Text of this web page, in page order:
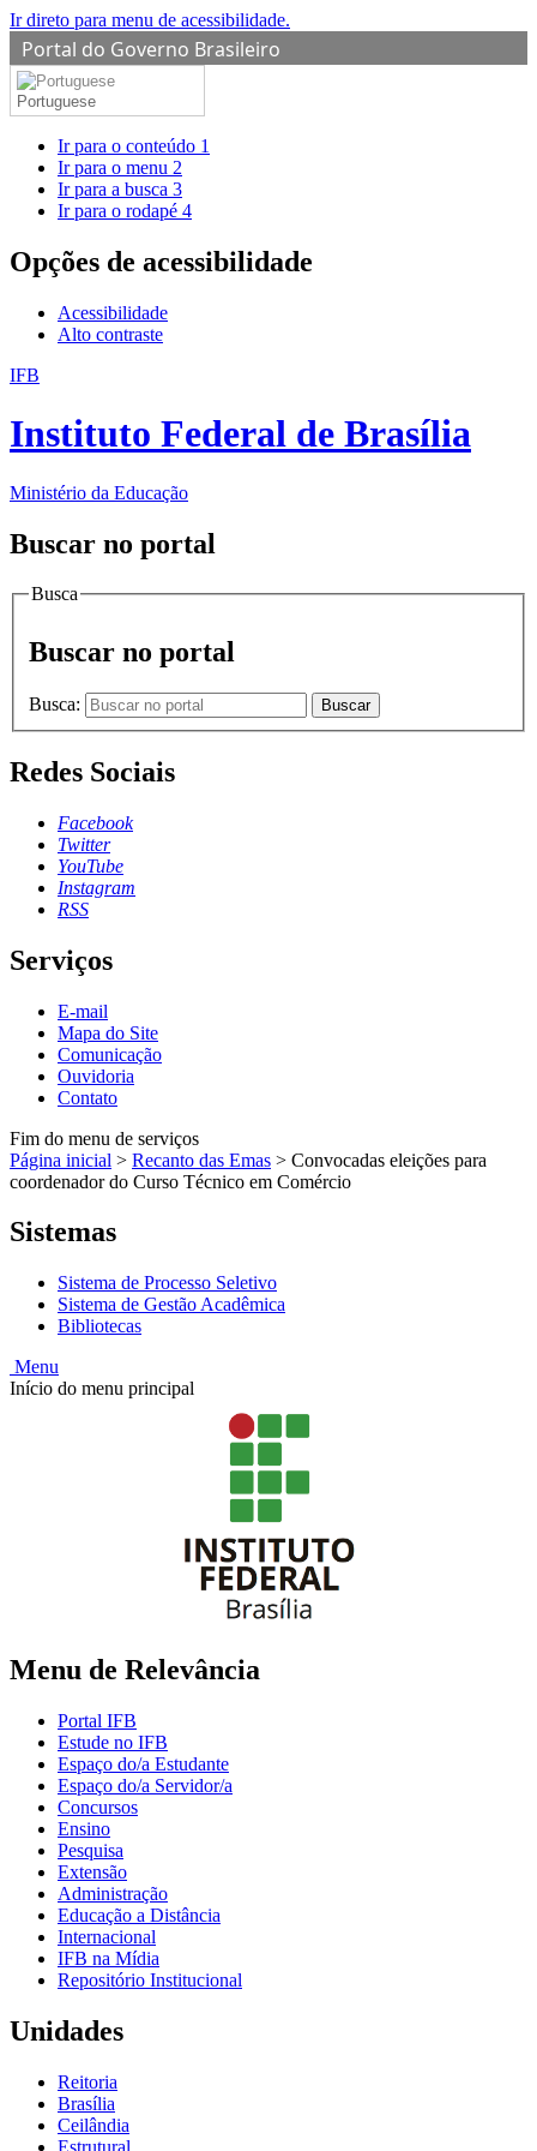
Ir direto para menu de acessibilidade.
Portal do Governo Brasileiro
Portuguese
Ir para o conteúdo 1
Ir para o menu 2
Ir para a busca 3
Ir para o rodapé 4
Opções de acessibilidade
Acessibilidade
Alto contraste
IFB
Instituto Federal de Brasília
Ministério da Educação
Buscar no portal
Busca
Buscar no portal
Busca: Buscar
Redes Sociais
Facebook
Twitter
YouTube
Instagram
RSS
Serviços
E-mail
Mapa do Site
Comunicação
Ouvidoria
Contato
Fim do menu de serviços
Página inicial > Recanto das Emas > Convocadas eleições para
coordenador do Curso Técnico em Comércio
Sistemas
Sistema de Processo Seletivo
Sistema de Gestão Acadêmica
Bibliotecas
Menu
Início do menu principal
Menu de Relevância
Portal IFB
Estude no IFB
Espaço do/a Estudante
Espaço do/a Servidor/a
Concursos
Ensino
Pesquisa
Extensão
Administração
Educação a Distância
Internacional
IFB na Mídia
Repositório Institucional
Unidades
Reitoria
Brasília
Ceilândia
Estrutural